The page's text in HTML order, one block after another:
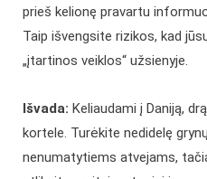
prieš kelionę pravartu
Taip išvengsite rizikos, kad
„įtartinos veiklos“ užsienyje.
Išvada: Keliaudami į Daniją,
kortele. Turėkite nedidelę
nenumatytiems atvejams,